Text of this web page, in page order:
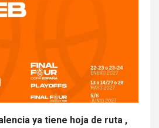
ya tiene hoja de ruta ,